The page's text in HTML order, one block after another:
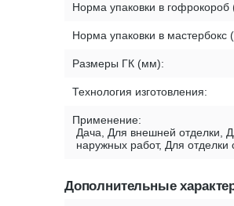
Норма упаковки в гофрокороб
Норма упаковки в мастербокс
Размеры ГК (мм):
Технология изготовления:
Применение:
Дача, Для внешней отделки,
наружных работ, Для
Дополнительные